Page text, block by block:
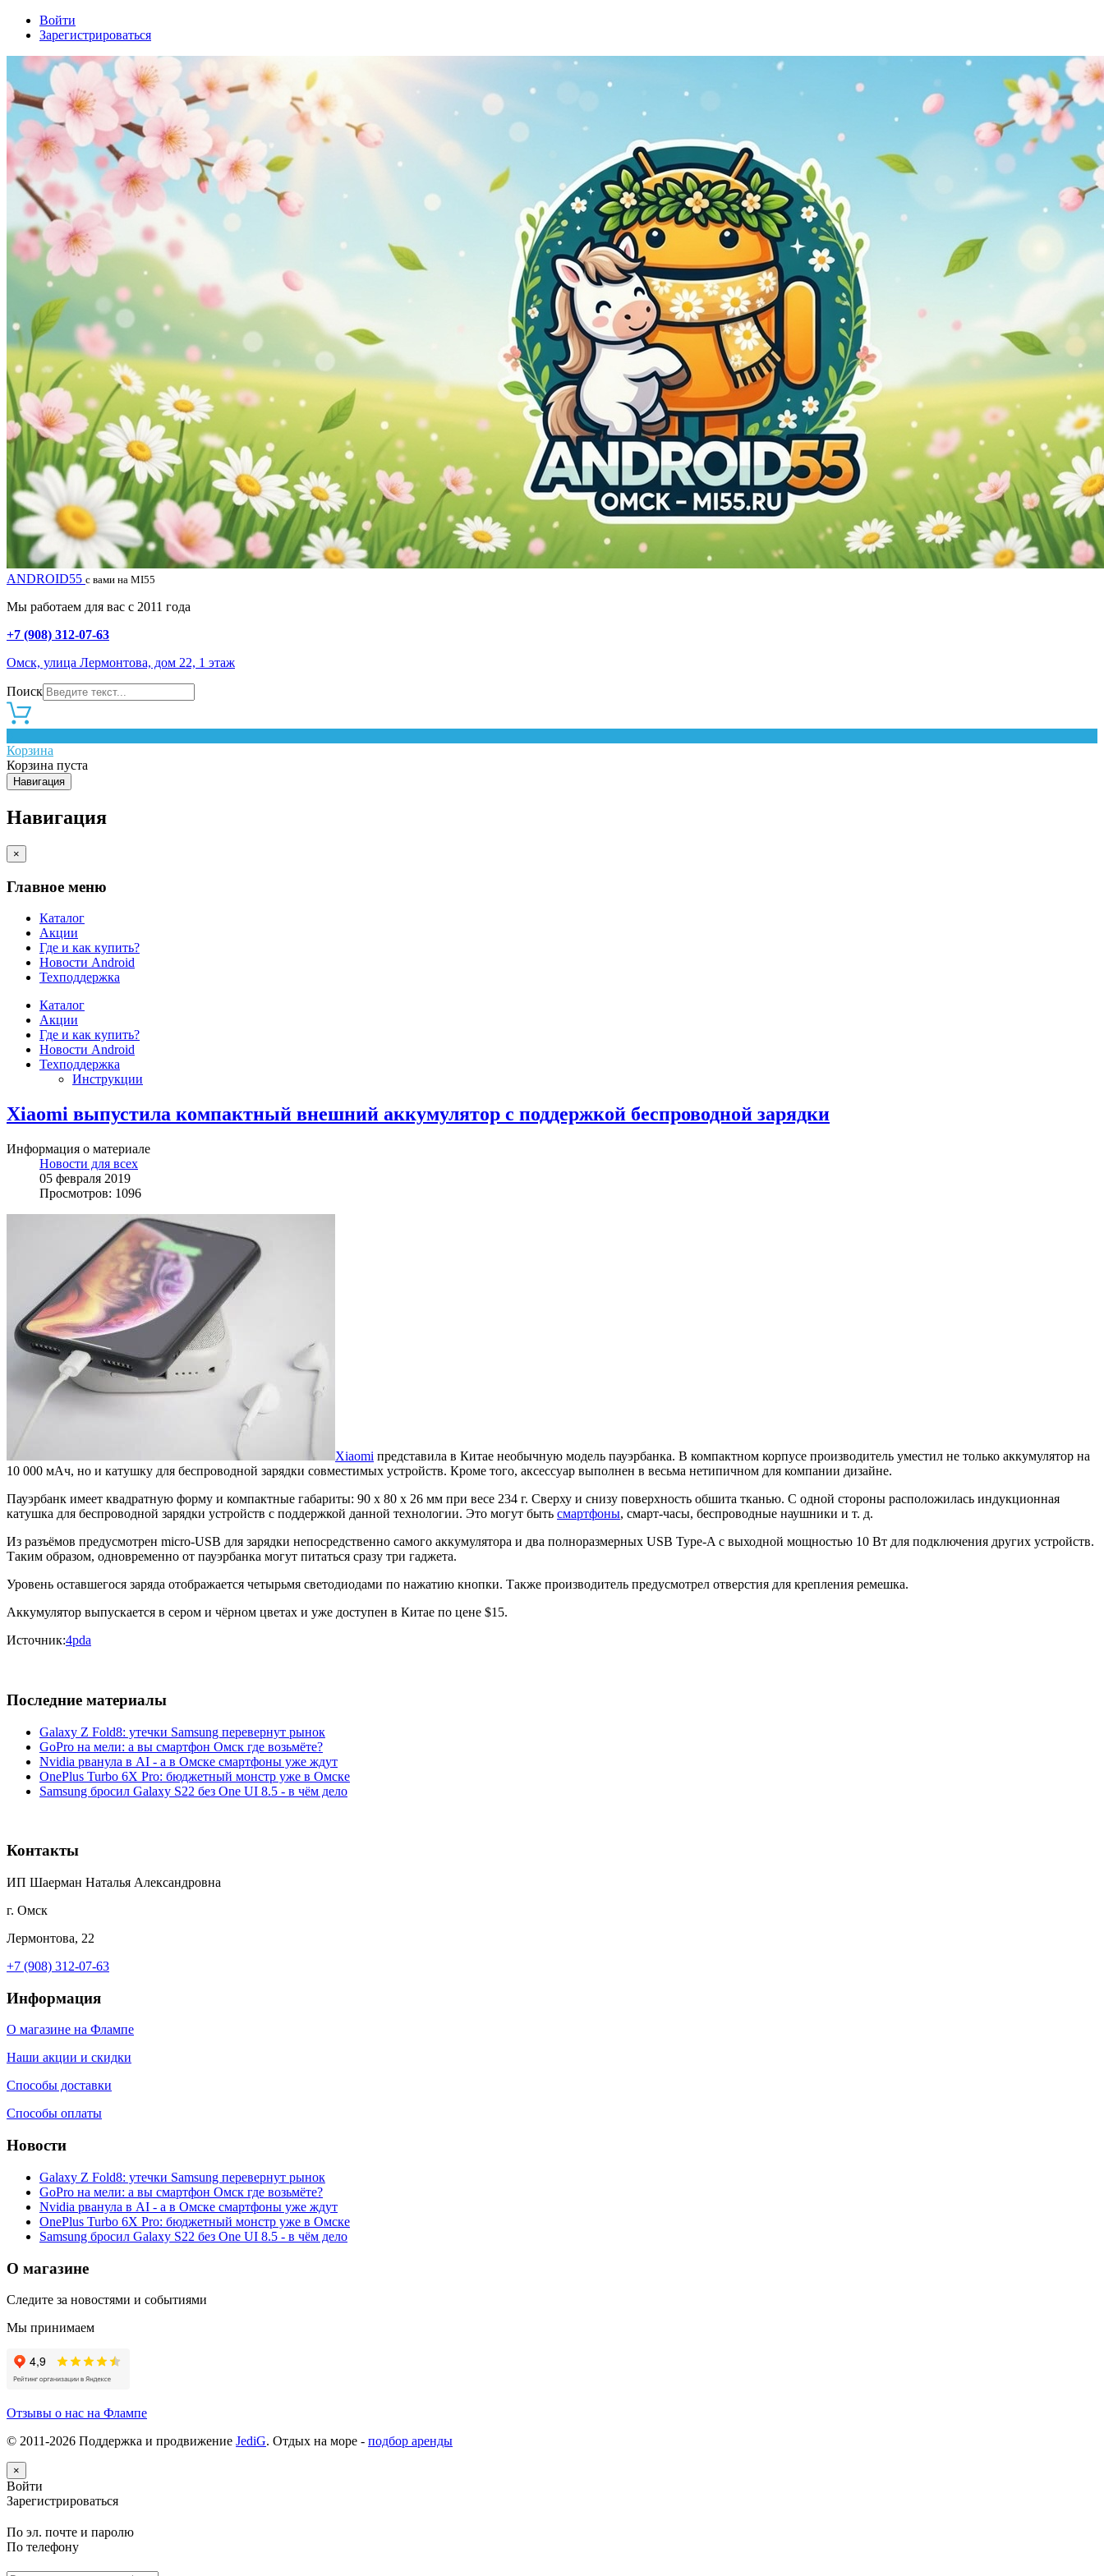
Войти
Зарегистрироваться
ANDROID55 с вами на MI55
Мы работаем для вас с 2011 года
+7 (908) 312-07-63
Омск, улица Лермонтова, дом 22, 1 этаж
Поиск
Корзина
Корзина пуста
Навигация
Навигация
×
Главное меню
Каталог
Акции
Где и как купить?
Новости Android
Техподдержка
Каталог
Акции
Где и как купить?
Новости Android
Техподдержка
Инструкции
Xiaomi выпустила компактный внешний аккумулятор с поддержкой беспроводной зарядки
Информация о материале
Новости для всех
05 февраля 2019
Просмотров: 1096
Xiaomi представила в Китае необычную модель пауэрбанка. В компактном корпусе производитель уместил не только аккумулятор на
10 000 мАч, но и катушку для беспроводной зарядки совместимых устройств. Кроме того, аксессуар выполнен в весьма нетипичном для компании дизайне.
Пауэрбанк имеет квадратную форму и компактные габариты: 90 х 80 х 26 мм при весе 234 г. Сверху и снизу поверхность обшита тканью. С одной стороны расположилась индукционная
катушка для беспроводной зарядки устройств с поддержкой данной технологии. Это могут быть смартфоны, смарт-часы, беспроводные наушники и т. д.
Из разъёмов предусмотрен micro-USB для зарядки непосредственно самого аккумулятора и два полноразмерных USB Type-A с выходной мощностью 10 Вт для подключения других устройств.
Таким образом, одновременно от пауэрбанка могут питаться сразу три гаджета.
Уровень оставшегося заряда отображается четырьмя светодиодами по нажатию кнопки. Также производитель предусмотрел отверстия для крепления ремешка.
Аккумулятор выпускается в сером и чёрном цветах и уже доступен в Китае по цене $15.
Источник:4pda
Последние материалы
Galaxy Z Fold8: утечки Samsung перевернут рынок
GoPro на мели: а вы смартфон Омск где возьмёте?
Nvidia рванула в AI - а в Омске смартфоны уже ждут
OnePlus Turbo 6X Pro: бюджетный монстр уже в Омске
Samsung бросил Galaxy S22 без One UI 8.5 - в чём дело
Контакты
ИП Шаерман Наталья Александровна
г. Омск
Лермонтова, 22
+7 (908) 312-07-63
Информация
О магазине на Флампе
Наши акции и скидки
Способы доставки
Способы оплаты
Новости
Galaxy Z Fold8: утечки Samsung перевернут рынок
GoPro на мели: а вы смартфон Омск где возьмёте?
Nvidia рванула в AI - а в Омске смартфоны уже ждут
OnePlus Turbo 6X Pro: бюджетный монстр уже в Омске
Samsung бросил Galaxy S22 без One UI 8.5 - в чём дело
О магазине
Следите за новостями и событиями
Мы принимаем
Отзывы о нас на Флампе
© 2011-2026 Поддержка и продвижение JediG. Отдых на море - подбор аренды
×
Войти
Зарегистрироваться
По эл. почте и паролю
По телефону